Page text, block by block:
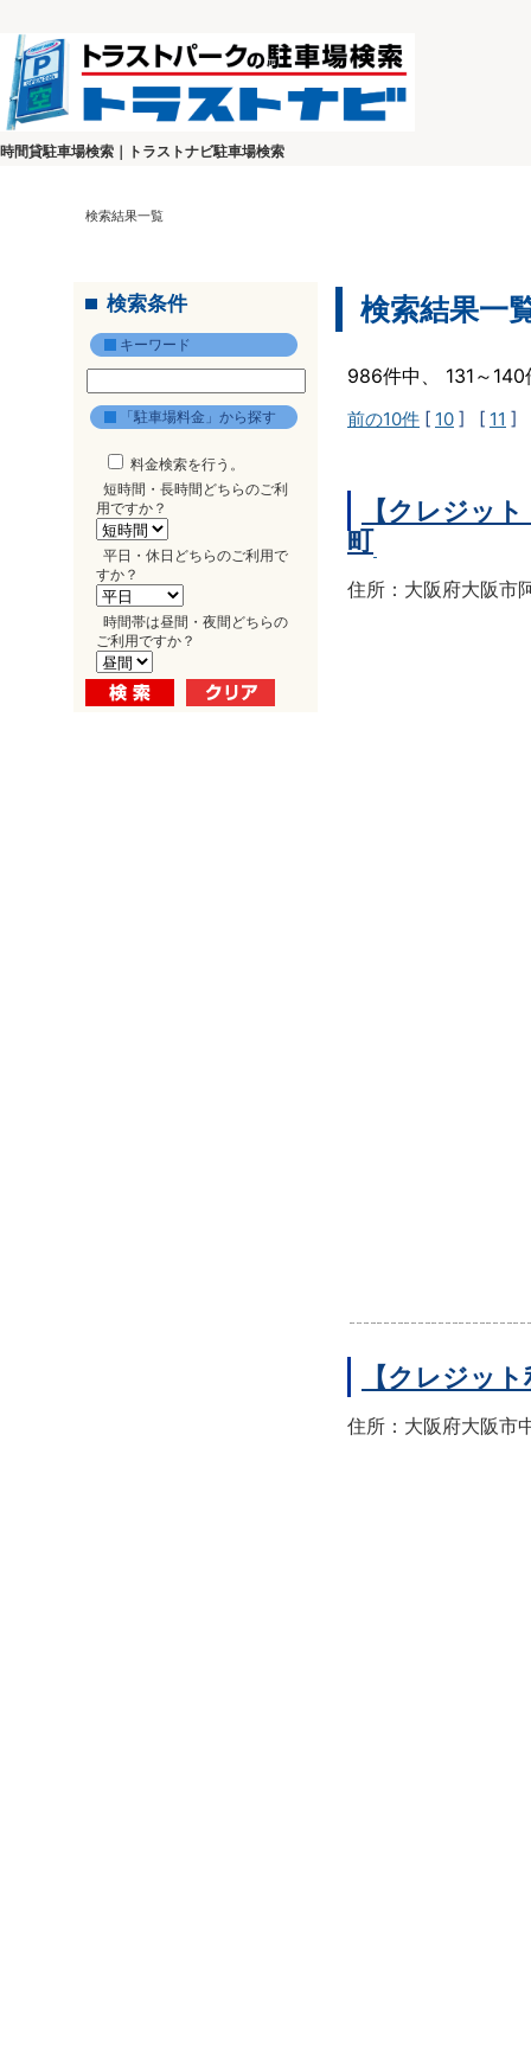
時間貸駐車場検索｜トラストナビ駐車場検索
検索結果一覧
検索条件
キーワード
「駐車場料金」から探す
料金検索を行う。
短時間・長時間どちらのご利
用ですか？
平日・休日どちらのご利用で
すか？
時間帯は昼間・夜間どちらの
ご利用ですか？
検索結果一
986件中、 131～
前の10件 [ 10 ] [ 11 ]
【クレジッ
町
住所：大阪府大阪市
【クレジッ
住所：大阪府大阪市